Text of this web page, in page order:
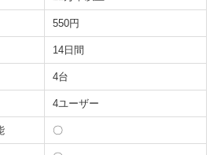
550円
14日間
4台
4ユーザー
〇